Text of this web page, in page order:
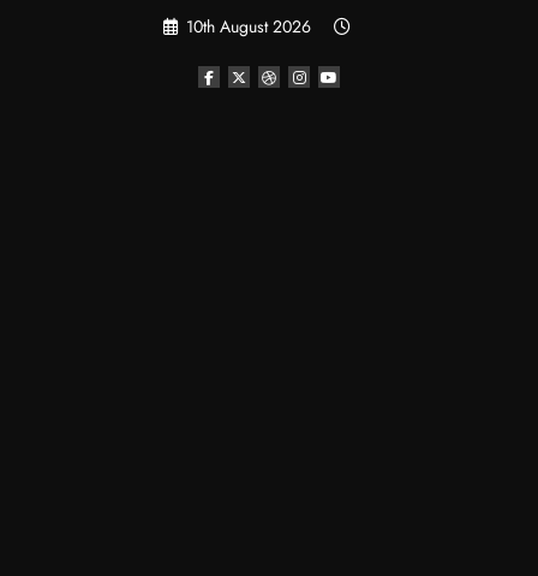
10th August 2026